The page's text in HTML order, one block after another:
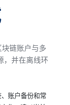
链账户与多
，并在离线环
账户备份和常